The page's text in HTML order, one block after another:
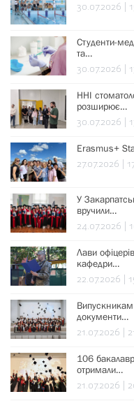
30.07.2026 |
Студенти-
та…
30.07.2026 |
ННІ
розширює…
30.07.2026 |
Erasmus+
27.07.2026 |
У
вручили…
24.07.2026 |
Лави
кафедри…
22.07.2026 |
Випускникам
документи…
21.07.2026 |
106
отримали…
21.07.2026 |